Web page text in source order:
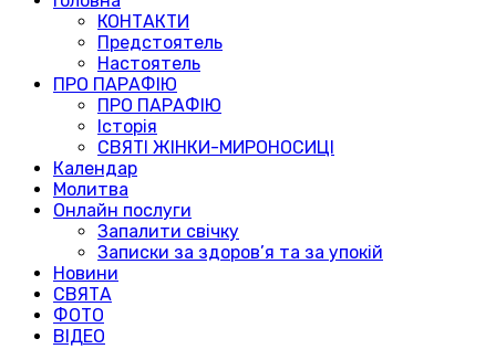
КОНТАКТИ
Предстоятель
Настоятель
ПРО ПАРАФІЮ
ПРО ПАРАФІЮ
Історія
СВЯТІ ЖІНКИ-МИРОНОСИЦІ
Календар
Молитва
Онлайн послуги
Запалити свічку
Записки за здоров’я та за упокій
Новини
СВЯТА
ФОТО
ВІДЕО